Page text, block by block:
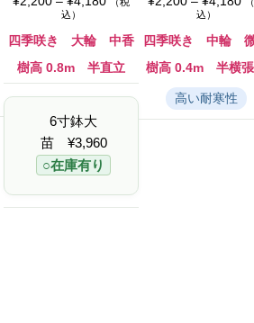
2
,
2
0
¥
4
1
込）
四季咲き 大輪 中香
樹高 0.8m 半直立
6寸鉢大
苗 ¥3,960
○在庫有り
¥
2
,
2
0
込）
四季咲き 中輪
樹高 0.4m 半横
高い耐寒性